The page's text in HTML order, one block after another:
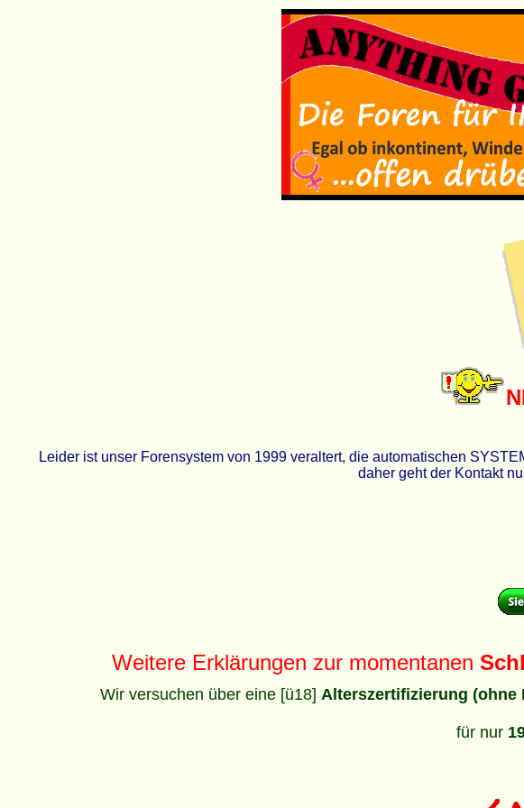
Leider ist unser Forensystem von 1999 veraltert, die automatischen
daher geht der Kontakt
Weitere Erklärungen zur momentanen
Wir versuchen über eine [ü18] Alterszertifizierung (ohne
für nur